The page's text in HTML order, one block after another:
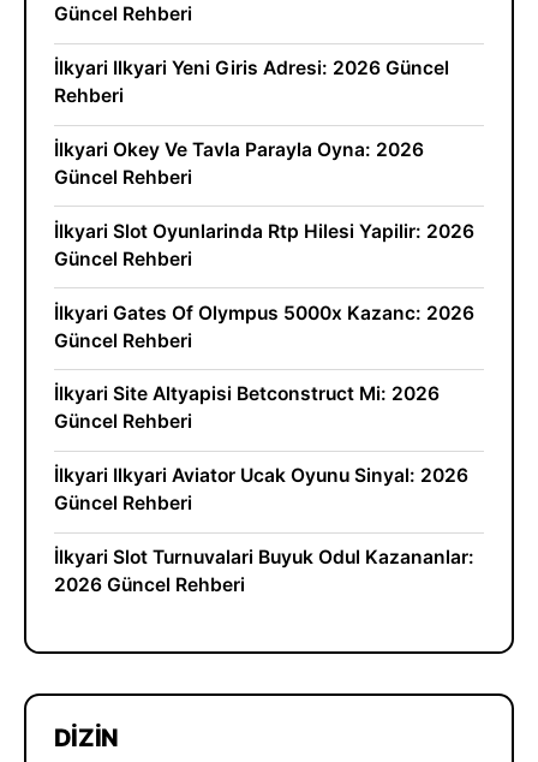
Güncel Rehberi
İlkyari Ilkyari Yeni Giris Adresi: 2026 Güncel
Rehberi
İlkyari Okey Ve Tavla Parayla Oyna: 2026
Güncel Rehberi
İlkyari Slot Oyunlarinda Rtp Hilesi Yapilir: 2026
Güncel Rehberi
İlkyari Gates Of Olympus 5000x Kazanc: 2026
Güncel Rehberi
İlkyari Site Altyapisi Betconstruct Mi: 2026
Güncel Rehberi
İlkyari Ilkyari Aviator Ucak Oyunu Sinyal: 2026
Güncel Rehberi
İlkyari Slot Turnuvalari Buyuk Odul Kazananlar:
2026 Güncel Rehberi
DIZIN